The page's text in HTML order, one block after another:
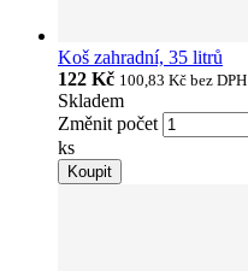
Koš zahradní, 35 litrů
122 Kč 100,83 Kč bez DPH
Skladem
Změnit počet
ks
Koupit